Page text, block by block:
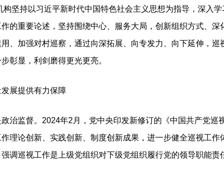
持以习近平新时代中国特色社会主义思想为指导，深入学
的重要论述，坚持围绕中心、服务大局，创新组织方式、深
、加强对村巡察，通过向深拓展、向专发力、向下延伸，巡
彰显，利剑磨得更光更亮。
展提供有力保障
监督。2024年2月，党中央印发新修订的《中国共产党巡
理论创新、实践创新、制度创新成果，进一步健全巡视工作
调巡视工作是上级党组织对下级党组织履行党的领导职能责